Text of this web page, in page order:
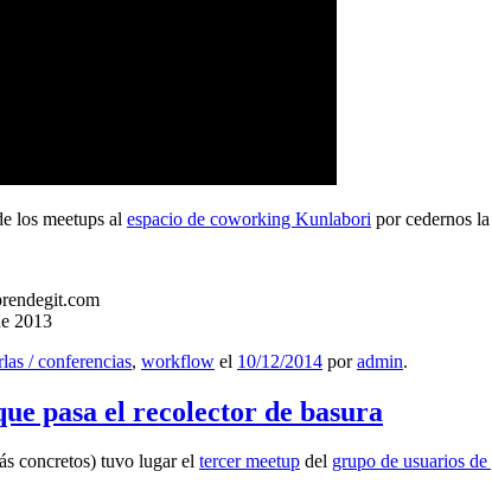
los meetups al espacio de coworking Kunlabori por cedernos
2013
/ conferencias, workflow el 10/12/2014 poradmin.
pasa el recolector de basura
concretos) tuvo lugar el tercer meetup del grupo de usuarios